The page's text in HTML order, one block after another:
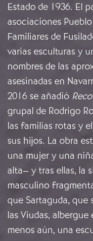
Estado de 1936. El
asociaciones
Familiares de
varias esculturas y
nombres de las
asesinadas en
2016 se añadió
grupal de Rodrigo
las familias rotas y
sus hijos. La obra
una mujer y una
alta– y tras ellas, la
masculino
que Sartaguda, que
las Viudas, albergue
menos aún, una